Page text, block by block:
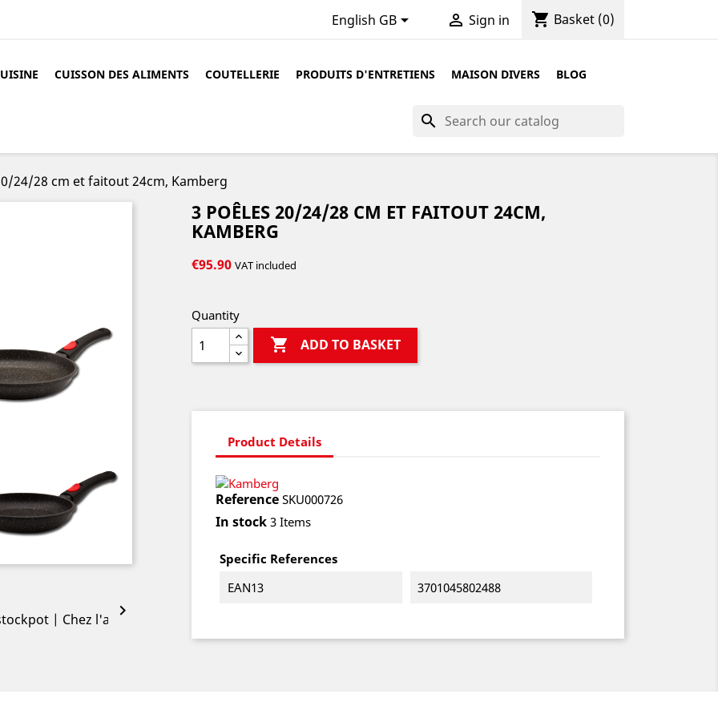
English GB  Sign in shopping_cart Basket (0)
CUISSON DES ALIMENTS COUTELLERIE PRODUITS D'ENTRETIENS MAISON DIVERS BLOG
search
24/28 cm et faitout 24cm, Kamberg

3 POÊLES 20/24/28 CM ET FAITOUT 24CM,
KAMBERG
€95.90 VAT included
Quantity
 ADD TO BASKET
Product Details
Reference SKU000726
In stock 3 Items
Specific References
EAN13
3701045802488